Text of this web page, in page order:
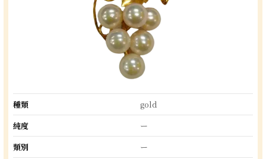
種類
gold
純度
ー
類別
ー